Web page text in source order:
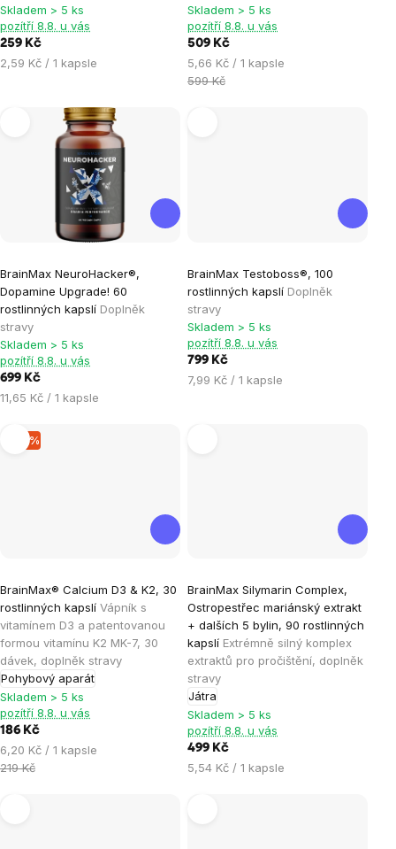
5,0
z
Skladem > 5 ks
pozítří 8.8. u vás
259 Kč
Měrná
2,59 Kč / 1 kapsle
5,0
z
hvězdiček.
Skladem > 5 ks
pozítří 8.8. u vás
509 Kč
Měrná
cena:
5,66 Kč / 1 kapsle
599 Kč
BrainMax NeuroHacker®,
Dopamine Upgrade! 60
rostlinných kapslí Doplněk
stravy
hodnocení
produktu
je
4,7
z
5
hvězdiček.
Skladem > 5 ks
pozítří 8.8. u vás
699 Kč
Měrná
11,65 Kč / 1 kapsle
BrainMax Testoboss®, 100
rostlinných kapslí Doplněk
stravy
hodnocení
produktu
je
4,8
z
5
Skladem > 5 ks
pozítří 8.8. u vás
799 Kč
Měrná
7,99 Kč / 1 kapsle
–15 %
BrainMax® Calcium D3 & K2, 30
rostlinných kapslí Vápník s
vitamínem D3 a patentovanou
formou vitamínu K2 MK-7, 30
dávek, doplněk stravy
Pohybový aparát
hodnocení
produktu
je
5,0
z
5
hvězdiček.
Skladem > 5 ks
pozítří 8.8. u vás
186 Kč
Měrná
cena:
6,20 Kč / 1 kapsle
219 Kč
BrainMax Silymarin Complex,
Ostropestřec mariánský extrakt
+ dalších 5 bylin, 90 rostlinných
kapslí Extrémně silný komplex
extraktů pro pročištění, doplněk
stravy
Játra
hodnocení
produktu
je
5,0
z
5
hvězdiček.
Skladem > 5 ks
pozítří 8.8. u vás
499 Kč
Měrná
5,54 Kč / 1 kapsle